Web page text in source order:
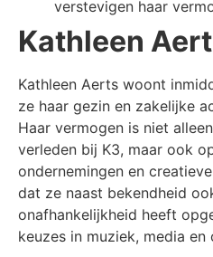
verstevigen haar
Kathleen
Kathleen Aerts woont
ze haar gezin en zakelijke
Haar vermogen is niet
verleden bij K3, maar ook
ondernemingen en
dat ze naast bekendheid
onafhankelijkheid heeft
keuzes in muziek, media en